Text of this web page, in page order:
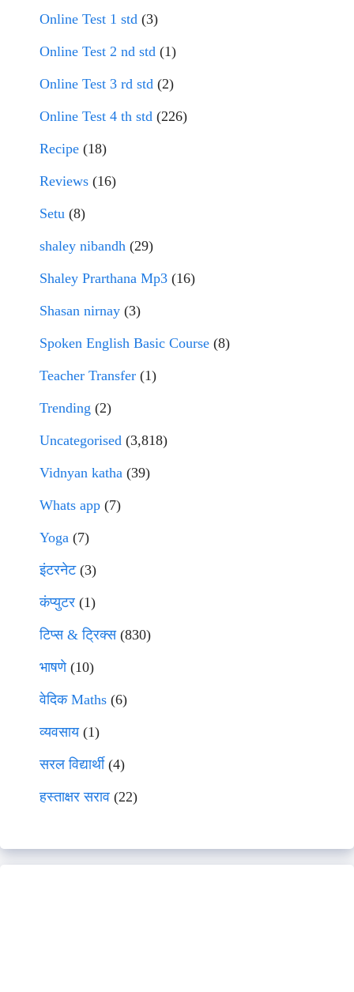
Online Test 1 std (3)
Online Test 2 nd std (1)
Online Test 3 rd std (2)
Online Test 4 th std (226)
Recipe (18)
Reviews (16)
Setu (8)
shaley nibandh (29)
Shaley Prarthana Mp3 (16)
Shasan nirnay (3)
Spoken English Basic Course (8)
Teacher Transfer (1)
Trending (2)
Uncategorised (3,818)
Vidnyan katha (39)
Whats app (7)
Yoga (7)
इंटरनेट(3)
कंप्युटर (1)
टिप्स & ट्रिक्स(830)
भाषणे(10)
वेदिक Maths (6)
व्यवसाय(1)
सरल विद्यार्थी(4)
हस्ताक्षर सराव (22)